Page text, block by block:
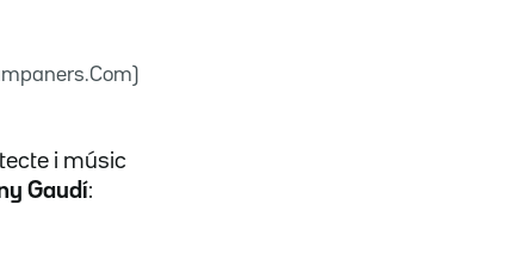
i músic
Gaudí: